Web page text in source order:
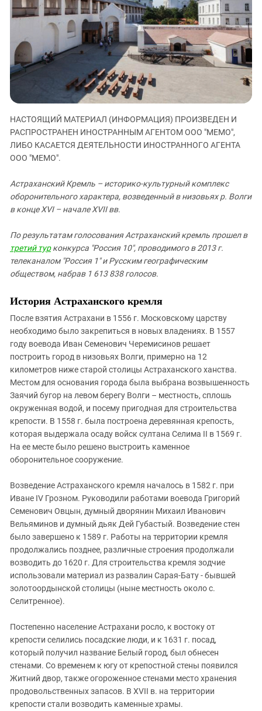
ЗАСТАВЛЯЕТ
КАВКАЗ ЗА ПАЛЕСТИНУ
ИНАКОМЫСЛИЕ В ЧЕЧНЕ
ПРЕСЛЕДОВАНИЕ АКТИВИСТОВ
МОБИЛИЗАЦИЯ И ПРОТЕСТЫ
Дагестан
Ингушетия
Кабардино-Балкария
Калмыкия
Карачаево-Черкесия
Краснодарский край
Нагорный Карабах
Российская Федерация
Ростовская область
СКФО
Ставропольский край
Южная Осетия
Южный Кавказ
НАСТОЯЩИЙ МАТЕРИАЛ (ИНФОРМАЦИЯ) ПРОИЗВЕДЕН И
РАСПРОСТРАНЕН ИНОСТРАННЫМ АГЕНТОМ ООО "МЕМО",
ЛИБО КАСАЕТСЯ ДЕЯТЕЛЬНОСТИ ИНОСТРАННОГО АГЕНТА
ООО "МЕМО".
Астраханский Кремль – историко-культурный комплекс
оборонительного характера, возведенный в низовьях р. Волги
в концеXVI– началеXVIIвв.
По результатам голосованияАстраханский кремль прошел в
третий турконкурса "Россия 10", проводимого в 2013 г.
телеканалом "Россия 1" и Русским географическим
обществом, набрав 1 613 838 голосов.
История Астраханского кремля
После взятия Астрахани в 1556 г. Московскому царству
необходимо было закрепиться в новых владениях. В 1557
году воевода Иван Семенович Черемисинов решает
построить город в низовьях Волги, примерно на 12
километров ниже старой столицы Астраханского ханства.
Местом для основания города была выбрана возвышенность
Заячий бугор на левом берегу Волги – местность, сплошь
окруженная водой, и посему пригодная для строительства
крепости. В 1558 г. была построена деревянная крепость,
которая выдержала осаду войск султана Селима II в 1569 г.
На ее месте было решено выстроить каменное
оборонительное сооружение.
Возведение Астраханского кремля началось в 1582 г. при
Иване IV Грозном. Руководили работами воевода Григорий
Семенович Овцын, думный дворянин Михаил Иванович
Вельяминов и думный дьяк Дей Губастый. Возведение стен
было завершено к 1589 г. Работы на территории кремля
продолжались позднее, различные строения продолжали
возводить до 1620 г. Для строительства кремля зодчие
использовали материал из развалин Сарая-Бату - бывшей
золотоордынской столицы (ныне местность около с.
Селитренное).
Постепенно население Астрахани росло, к востоку от
крепости селились посадские люди, и к 1631 г. посад,
который получил название Белый город, был обнесен
стенами. Со временем к югу от крепостной стены появился
Житний двор, также огороженное стенами место хранения
продовольственных запасов. В XVII в. на территории
крепости стали возводить каменные храмы.